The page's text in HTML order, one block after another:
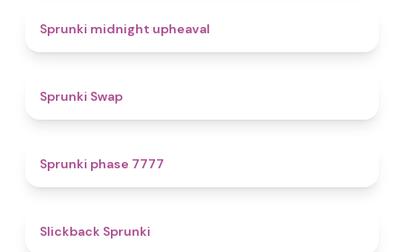
Sprunki midnight upheaval
Sprunki Swap
Sprunki phase 7777
Slickback Sprunki